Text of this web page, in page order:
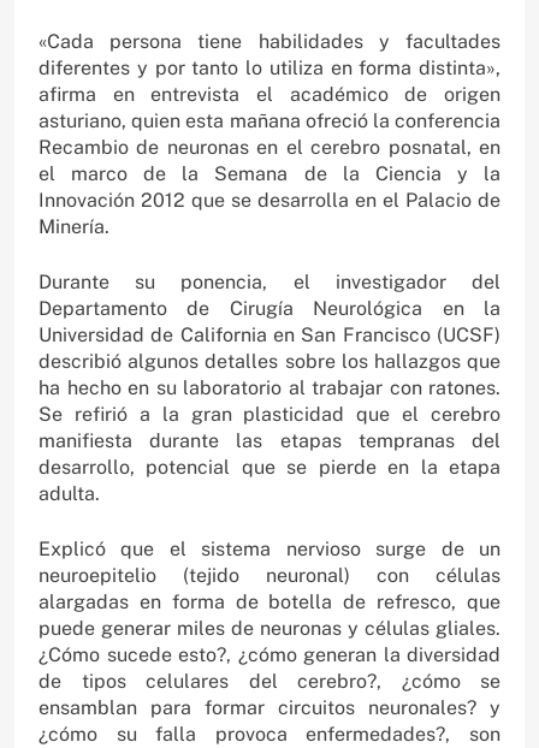
«Cada persona tiene habilidades y facultades
diferentes y por tanto lo utiliza en forma distinta»,
afirma en entrevista el académico de origen
asturiano, quien esta mañana ofreció la conferencia
Recambio de neuronas en el cerebro posnatal, en
el marco de la Semana de la Ciencia y la
Innovación 2012 que se desarrolla en el Palacio de
Minería.
Durante su ponencia, el investigador del
Departamento de Cirugía Neurológica en la
Universidad de California en San Francisco (UCSF)
describió algunos detalles sobre los hallazgos que
ha hecho en su laboratorio al trabajar con ratones.
Se refirió a la gran plasticidad que el cerebro
manifiesta durante las etapas tempranas del
desarrollo, potencial que se pierde en la etapa
adulta.
Explicó que el sistema nervioso surge de un
neuroepitelio (tejido neuronal) con células
alargadas en forma de botella de refresco, que
puede generar miles de neuronas y células gliales.
¿Cómo sucede esto?, ¿cómo generan la diversidad
de tipos celulares del cerebro?, ¿cómo se
ensamblan para formar circuitos neuronales? y
¿cómo su falla provoca enfermedades?, son